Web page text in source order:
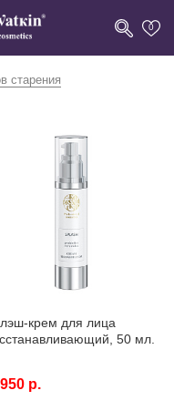
0
старения
крем для лица
50 мл.
р.